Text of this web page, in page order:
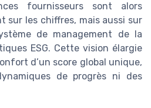
fournisseurs sont alors
sur les chiffres, mais aussi sur
de management de la
ESG. Cette vision élargie
d’un score global unique,
de progrès ni des